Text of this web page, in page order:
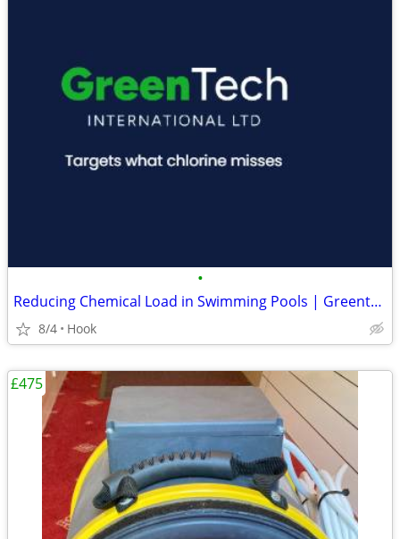
•
Reducing Chemical Load in Swimming Pools | Greentech International
8/4 Hook
£475